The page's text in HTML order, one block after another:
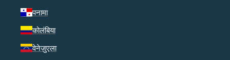
पनामा
कोलंबिया
वेनेज़ुएला